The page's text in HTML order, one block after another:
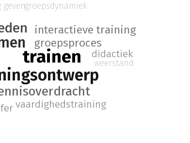
trainen
groepsproces
interactieve training
vaardighedstraining
didactiek
weerstand
groepsdynamiek